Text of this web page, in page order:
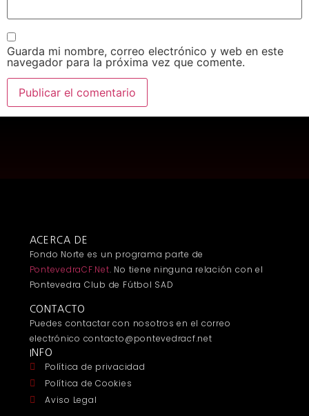
Guarda mi nombre, correo electrónico y web en este
navegador para la próxima vez que comente.
ACERCA DE
Fondo Norte es un programa parte de
PontevedraCF.Net. No tiene ninguna relación con el
Pontevedra Club de Fútbol SAD
CONTACTO
Puedes contactar con nosotros en el correo
electrónico contacto@pontevedracf.net
INFO
Política de privacidad
Política de Cookies
Aviso Legal